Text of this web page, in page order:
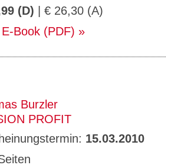
(D) | € 26,30 (A)
Book (PDF)
Burzler
PROFIT
15.03.2010